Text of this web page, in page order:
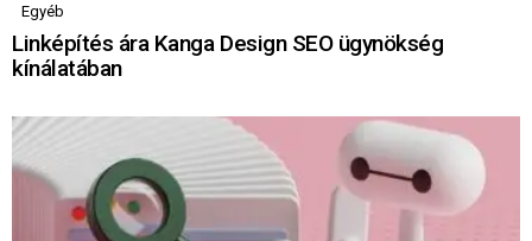
Egyéb
Linképítés ára Kanga Design SEO ügynökség
kínálatában